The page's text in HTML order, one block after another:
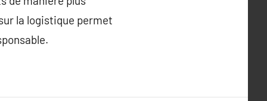
la logistique permet